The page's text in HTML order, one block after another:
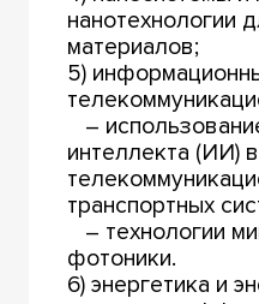
нанотехнологии
материалов;
5)
–
интеллекта (ИИ) в
транспортных
– технологии
фотоники.
6) энергетика и